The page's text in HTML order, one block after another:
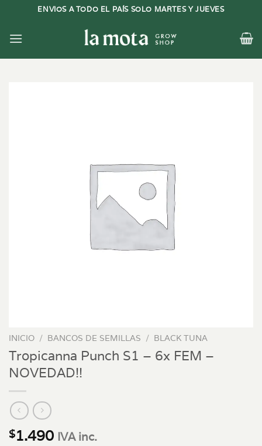
contenido
ENVIOS A TODO EL PAÍS SOLO MARTES Y JUEVES
INICIO / BANCOS DE SEMILLAS / BLACK TUNA
Tropicanna Punch S1 – 6x FEM –
NOVEDAD!!
$1.490 IVA inc.